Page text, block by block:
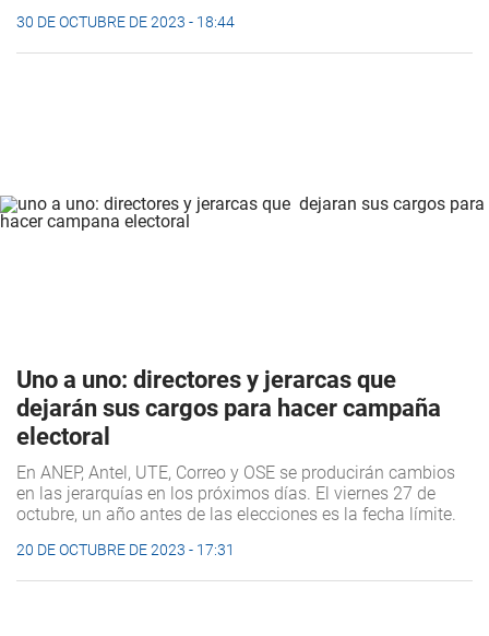
30 DE OCTUBRE DE 2023 - 18:44
Uno a uno: directores y jerarcas que
dejarán sus cargos para hacer campaña
electoral
En ANEP, Antel, UTE, Correo y OSE se producirán cambios
en las jerarquías en los próximos días. El viernes 27 de
octubre, un año antes de las elecciones es la fecha límite.
20 DE OCTUBRE DE 2023 - 17:31